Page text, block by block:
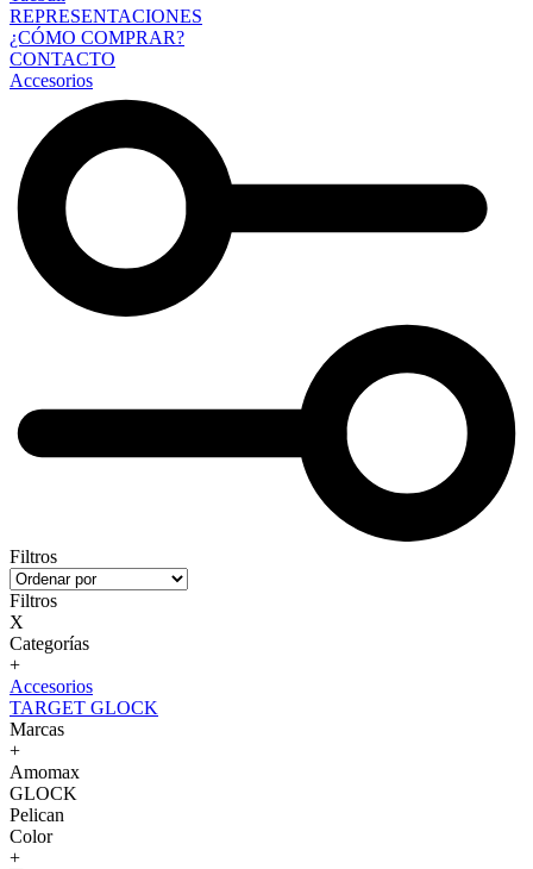
REPRESENTACIONES
¿CÓMO COMPRAR?
CONTACTO
Accesorios
Filtros
Filtros
X
Categorías
+
Accesorios
TARGET GLOCK
Marcas
+
Amomax
GLOCK
Pelican
Color
+